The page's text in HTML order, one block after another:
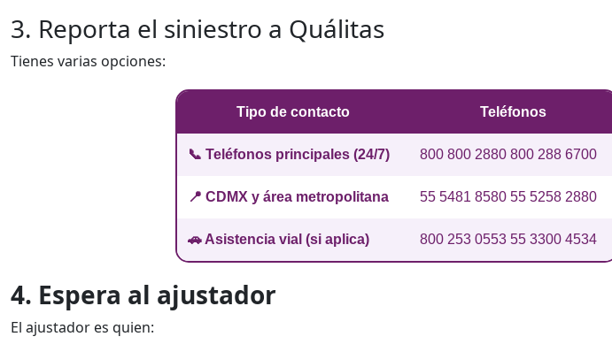
3. Reporta el siniestro a Quálitas
Tienes varias opciones:
Tipo de contacto Teléfonos
📞 Teléfonos principales (24/7) 800 800 2880 800 288 6700
📍 CDMX y área metropolitana 55 5481 8580 55 5258 2880
🚗 Asistencia vial (si aplica) 800 253 0553 55 3300 4534
4. Espera al ajustador
El ajustador es quien: